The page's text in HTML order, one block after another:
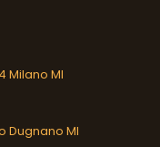
Milano MI
Dugnano MI